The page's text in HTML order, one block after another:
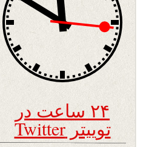
۲۴ ساعت در
توییتر Twitter